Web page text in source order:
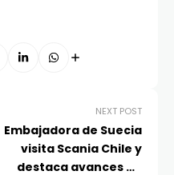
NEXT POST
Embajadora de Suecia
visita Scania Chile y
destaca avances en